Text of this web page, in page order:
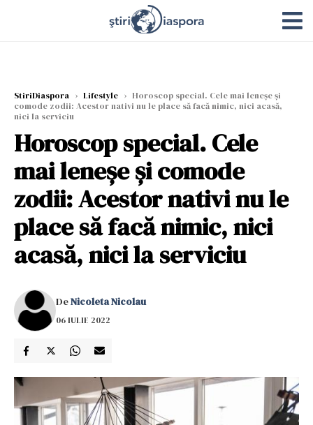
StiriDiaspora › Lifestyle › Horoscop special. Cele mai leneșe și
comode zodii: Acestor nativi nu le place să facă nimic, nici acasă,
nici la serviciu
Horoscop special. Cele
mai leneșe și comode
zodii: Acestor nativi nu le
place să facă nimic, nici
acasă, nici la serviciu
DeNicoleta Nicolau
06 IULIE 2022